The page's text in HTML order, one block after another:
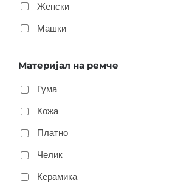
Женски
Машки
Материјал на ремче
Гума
Кожа
Платно
Челик
Керамика